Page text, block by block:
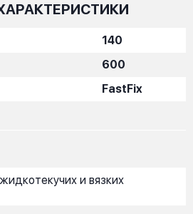
140
600
FastFix
и вязких